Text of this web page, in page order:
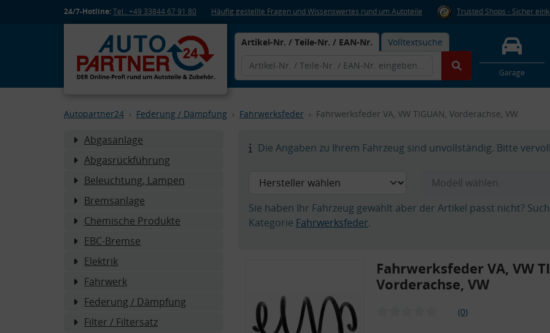
24/7-Hotline:Tel.: +49 33844 67 91 80 Häufig gestellte Fragen und Wissenswertes rund um Autoteile Trusted Shops - Sicher
Artikel-Nr. / Teile-Nr. / EAN-Nr. Volltextsuche
Garage
Autopartner24 Federung / Dämpfung Fahrwerksfeder Fahrwerksfeder VA, VW TIGUAN, Vorderachse, VW
Abgasanlage
Abgasrückführung
Beleuchtung, Lampen
Bremsanlage
Chemische Produkte
EBC-Bremse
Elektrik
Fahrwerk
Federung / Dämpfung
Filter / Filtersatz
Die Angaben zu Ihrem Fahrzeug sind unvollständig. Bitte
Sie haben Ihr Fahrzeug gewählt aber der Artikel passt nicht?
Kategorie Fahrwerksfeder.
Fahrwerksfeder VA, VW
Vorderachse, VW
(0)